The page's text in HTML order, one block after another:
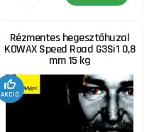
Rézmentes hegesztőhuzal
KOWAX Speed Road G3Si1 0,8
mm 15 kg
AKCIÓ